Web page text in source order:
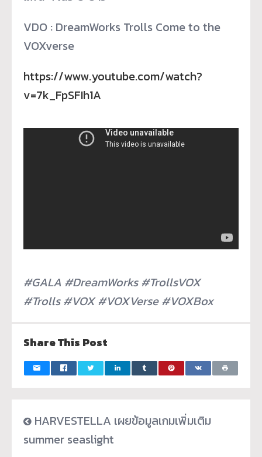
VDO : DreamWorks Trolls Come to the
VOXverse
https://www.youtube.com/watch?
v=7k_FpSFIh1A
#GALA #DreamWorks #TrollsVOX
#Trolls #VOX #VOXVerse #VOXBox
Share This Post
HARVESTELLA เผยข้อมูลเกมเพิ่มเติม
summer seaslight